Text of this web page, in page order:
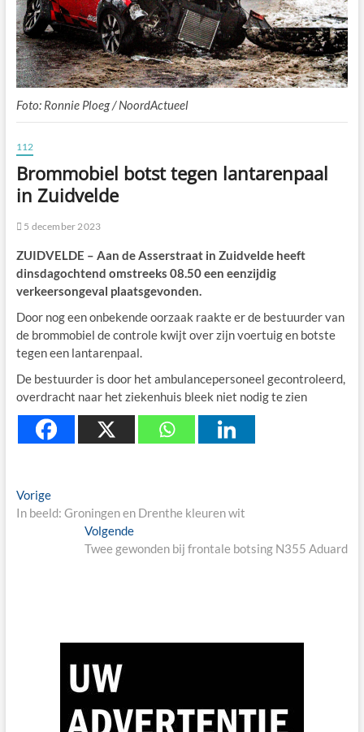
Foto: Ronnie Ploeg / NoordActueel
112
Brommobiel botst tegen lantarenpaal
in Zuidvelde
5 december 2023
ZUIDVELDE – Aan de Asserstraat in Zuidvelde heeft
dinsdagochtend omstreeks 08.50 een eenzijdig
verkeersongeval plaatsgevonden.
Door nog een onbekende oorzaak raakte er de bestuurder van
de brommobiel de controle kwijt over zijn voertuig en botste
tegen een lantarenpaal.
De bestuurder is door het ambulancepersoneel gecontroleerd,
overdracht naar het ziekenhuis bleek niet nodig te zien
Berichtnavigatie
VorigePrevious
post:
In beeld: Groningen en Drenthe kleuren wit
VolgendeNext
post:
Twee gewonden bij frontale botsing N355 Aduard